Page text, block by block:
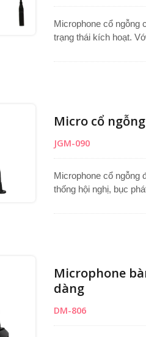
Microphone cổ ngỗng
trạng thái kích hoạt.
phòng hội nghị, hệ
Micro cổ
JGM-090
Microphone cổ ngỗng
thống hội nghị, bục
định vị microphone
Microphone
dàng
DM-806